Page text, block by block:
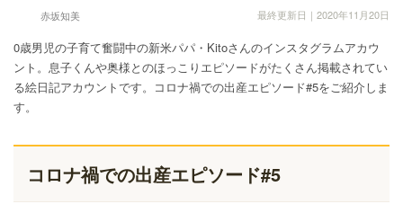
赤坂知美 最終更新日｜2020年11月20日
0歳男児の子育て奮闘中の新米パパ・Kitoさんのインスタグラムアカウ
ント。息子くんや奥様とのほっこりエピソードがたくさん掲載されてい
る絵日記アカウントです。コロナ禍での出産エピソード#5をご紹介しま
す。
コロナ禍での出産エピソード#5